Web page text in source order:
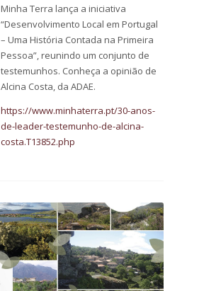
Minha Terra lança a iniciativa
“Desenvolvimento Local em Portugal
– Uma História Contada na Primeira
Pessoa”, reunindo um conjunto de
testemunhos. Conheça a opinião de
Alcina Costa, da ADAE.
https://www.minhaterra.pt/30-anos-
de-leader-testemunho-de-alcina-
costa.T13852.php